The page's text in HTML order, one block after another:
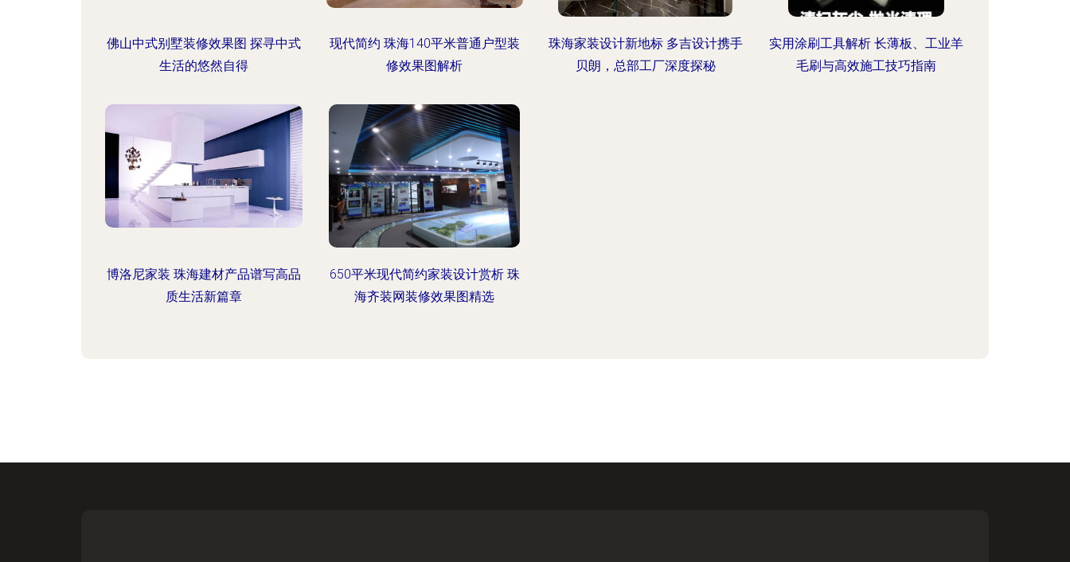
佛山中式别墅装修效果图 探寻中式
生活的悠然自得
现代简约 珠海140平米普通户型装
修效果图解析
珠海家装设计新地标 多吉设计携手
贝朗，总部工厂深度探秘
实用涂刷工具解析 长薄板、工业羊
毛刷与高效施工技巧指南
博洛尼家装 珠海建材产品谱写高品
质生活新篇章
650平米现代简约家装设计赏析 珠
海齐装网装修效果图精选